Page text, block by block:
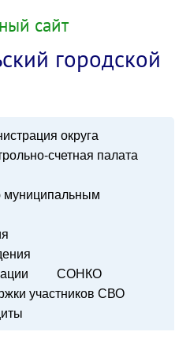
сайт
городской
округа
счетная палата
муниципальным
СОНКО
участников СВО